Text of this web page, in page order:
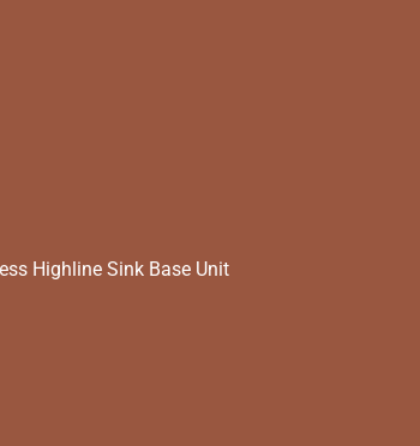
Highline Sink Base Unit